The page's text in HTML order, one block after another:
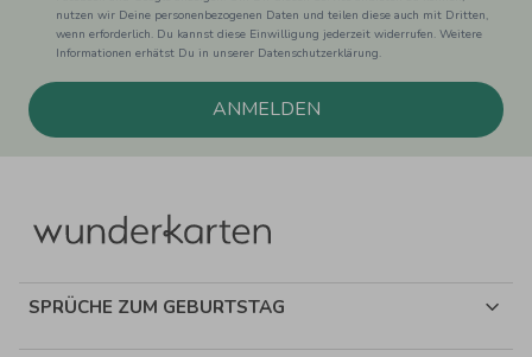
nutzen wir Deine personenbezogenen Daten und teilen diese auch mit Dritten,
wenn erforderlich. Du kannst diese Einwilligung jederzeit widerrufen. Weitere
Informationen erhätst Du in unserer Datenschutzerklärung.
ANMELDEN
SPRÜCHE ZUM GEBURTSTAG